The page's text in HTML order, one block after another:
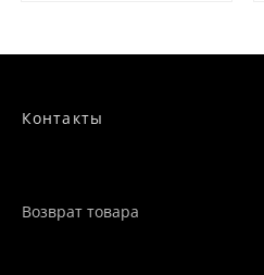
Контакты
Возврат товара